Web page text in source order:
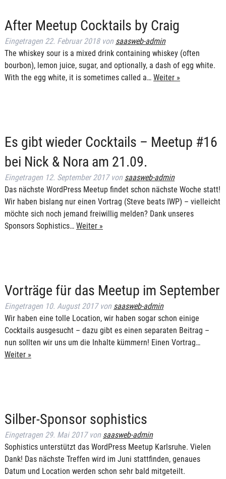
After Meetup Cocktails by Craig
Eingetragen 22. Februar 2018 von saasweb-admin
The whiskey sour is a mixed drink containing whiskey (often
bourbon), lemon juice, sugar, and optionally, a dash of egg white.
With the egg white, it is sometimes called a… Weiter »
Es gibt wieder Cocktails – Meetup #16
bei Nick & Nora am 21.09.
Eingetragen 12. September 2017 von saasweb-admin
Das nächste WordPress Meetup findet schon nächste Woche statt!
Wir haben bislang nur einen Vortrag (Steve beats IWP) – vielleicht
möchte sich noch jemand freiwillig melden? Dank unseres
Sponsors Sophistics… Weiter »
Vorträge für das Meetup im September
Eingetragen 10. August 2017 von saasweb-admin
Wir haben eine tolle Location, wir haben sogar schon einige
Cocktails ausgesucht – dazu gibt es einen separaten Beitrag –
nun sollten wir uns um die Inhalte kümmern! Einen Vortrag…
Weiter »
Silber-Sponsor sophistics
Eingetragen 29. Mai 2017 von saasweb-admin
Sophistics unterstützt das WordPress Meetup Karlsruhe. Vielen
Dank! Das nächste Treffen wird im Juni stattfinden, genaues
Datum und Location werden schon sehr bald mitgeteilt.